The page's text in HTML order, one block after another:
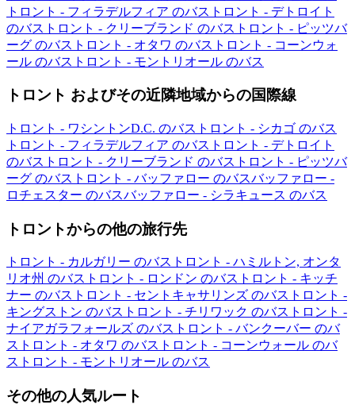
トロント - フィラデルフィア のバス トロント - デトロイト
のバス トロント - クリーブランド のバス トロント - ピッツバ
ーグ のバス トロント - オタワ のバス トロント - コーンウォ
ール のバス トロント - モントリオール のバス
トロント およびその近隣地域からの国際線
トロント - ワシントンD.C. のバス トロント - シカゴ のバス
トロント - フィラデルフィア のバス トロント - デトロイト
のバス トロント - クリーブランド のバス トロント - ピッツバ
ーグ のバス トロント - バッファロー のバスバッファロー -
ロチェスター のバスバッファロー - シラキュース のバス
トロントからの他の旅行先
トロント - カルガリー のバス トロント - ハミルトン, オンタ
リオ州 のバス トロント - ロンドン のバス トロント - キッチ
ナー のバス トロント - セントキャサリンズ のバス トロント -
キングストン のバス トロント - チリワック のバス トロント -
ナイアガラフォールズ のバス トロント - バンクーバー のバ
ス トロント - オタワ のバス トロント - コーンウォール のバ
ス トロント - モントリオール のバス
その他の人気ルート